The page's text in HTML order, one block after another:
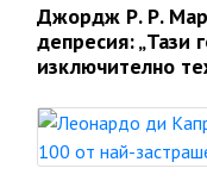
Джордж Р. Р.
депресия: „Тази
изключително